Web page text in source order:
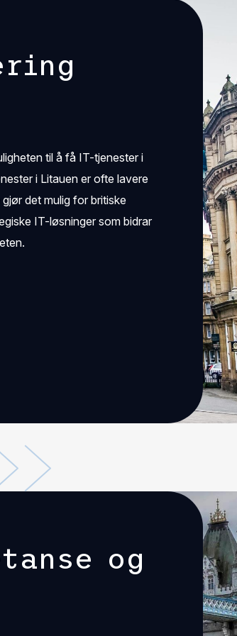
til å få IT-tjenester i
i Litauen er ofte lavere
det mulig for britiske
IT-løsninger som bidrar
og